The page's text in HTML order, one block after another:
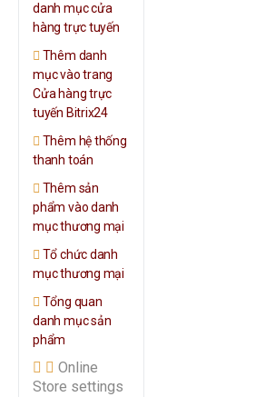
danh mục cửa
hàng trực tuyến
Thêm danh
mục vào trang
Cửa hàng trực
tuyến Bitrix24
Thêm hệ thống
thanh toán
Thêm sản
phẩm vào danh
mục thương mại
Tổ chức danh
mục thương mại
Tổng quan
danh mục sản
phẩm
Online
Store settings